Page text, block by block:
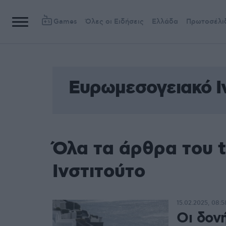
Games Όλες οι Ειδήσεις Ελλάδα
Ευρωμεσογειακό
Όλα τα άρθρα του
Ινστιτούτο
Οι
15.02.2025,